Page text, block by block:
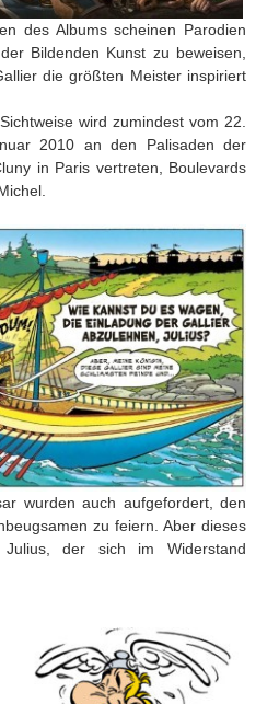
des Albums scheinen Parodien
Bildenden Kunst zu beweisen,
die größten Meister inspiriert
wird zumindest vom 22.
2010 an den Palisaden der
in Paris vertreten, Boulevards
wurden auch aufgefordert, den
zu feiern. Aber dieses
der sich im Widerstand